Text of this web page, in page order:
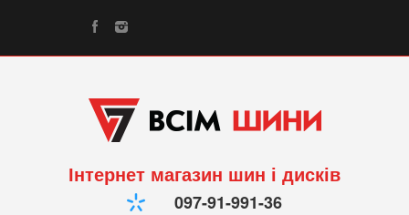
Інтернет магазин шин і дисків
097-91-991-36